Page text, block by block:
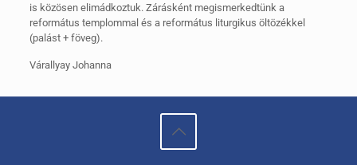
is közösen elimádkoztuk. Zárásként megismerkedtünk a
református templommal és a református liturgikus öltözékkel
(palást + föveg).
Várallyay Johanna